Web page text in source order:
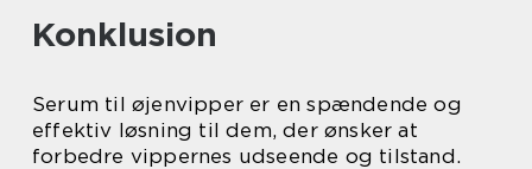
Konklusion
Serum til øjenvipper er en spændende og
effektiv løsning til dem, der ønsker at
forbedre vippernes udseende og tilstand.